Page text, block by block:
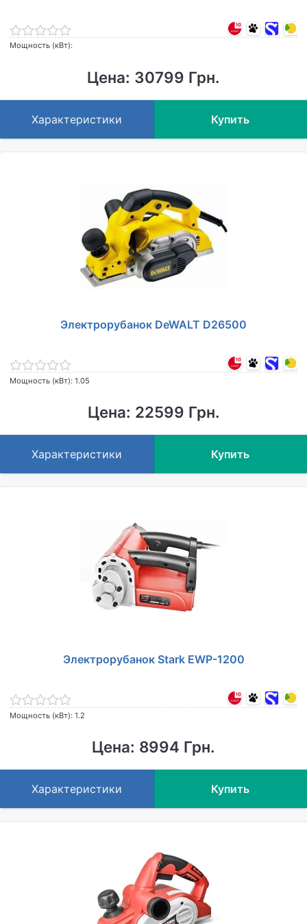
Мощность (кВт):
Цена: 30799 Грн.
Характеристики Купить
Электрорубанок DeWALT D26500
Мощность (кВт): 1.05
Цена: 22599 Грн.
Характеристики Купить
Электрорубанок Stark EWP-1200
Мощность (кВт): 1.2
Цена: 8994 Грн.
Характеристики Купить